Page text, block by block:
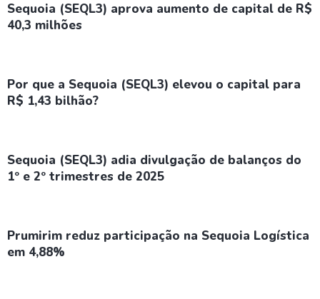
Sequoia (SEQL3) aprova aumento de capital de R$
40,3 milhões
Por que a Sequoia (SEQL3) elevou o capital para
R$ 1,43 bilhão?
Sequoia (SEQL3) adia divulgação de balanços do
1º e 2º trimestres de 2025
Prumirim reduz participação na Sequoia Logística
em 4,88%